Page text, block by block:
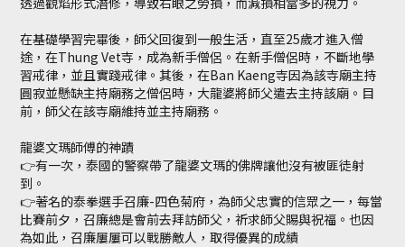
在基礎學習完畢後，師父回復到一般生活，直至25歲才進入僧
途，在Thung Vet寺，成為新手僧侶。在新手僧侶時，不斷地學
習戒律，並且實踐戒律。其後，在Ban Kaeng寺因為該寺廟主持
圓寂並懸缺主持廟務之僧侶時，大龍婆將師父遣去主持該廟。目
前，師父在該寺廟維持並主持廟務。
龍婆文瑪師傅的神蹟
👉有一次，泰國的警察帶了龍婆文瑪的佛牌讓他沒有被匪徒射
到。
👉著名的泰拳選手召廉-四色菊府，為師父忠實的信眾之一，每當
比賽前夕，召廉總是會前去拜訪師父，祈求師父賜與祝福。也因
為如此，召廉屢屢可以戰勝敵人，取得優異的成績